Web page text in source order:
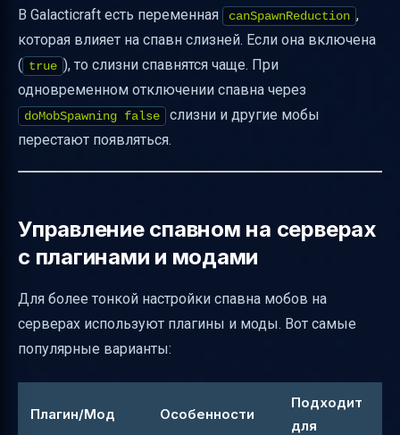
В Galacticraft есть переменная canSpawnReduction ,
которая влияет на спавн слизней. Если она включена
( true ), то слизни спавнятся чаще. При
одновременном отключении спавна через
doMobSpawning false
слизни и другие мобы
перестают появляться.
Управление спавном на серверах
с плагинами и модами
Для более тонкой настройки спавна мобов на
серверах используют плагины и моды. Вот самые
популярные варианты:
Плагин/Мод Особенности
Подходит
для